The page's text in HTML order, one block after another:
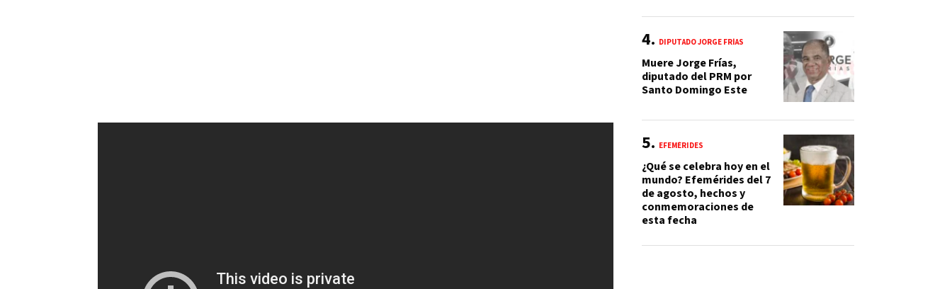
DIPUTADO JORGE FRÍAS
Muere Jorge Frías,
diputado del PRM por
Santo Domingo Este
EFEMÉRIDES
¿Qué se celebra hoy en el
mundo? Efemérides del 7
de agosto, hechos y
conmemoraciones de
esta fecha